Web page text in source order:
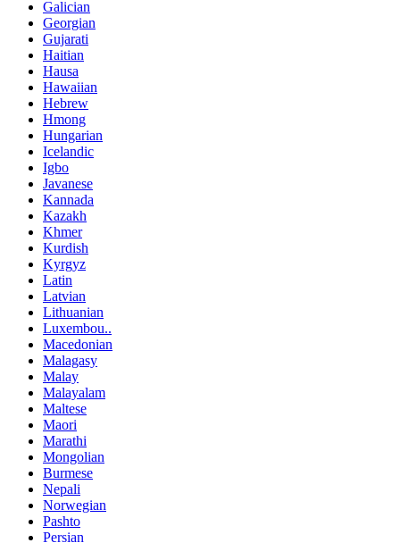
Galician
Georgian
Gujarati
Haitian
Hausa
Hawaiian
Hebrew
Hmong
Hungarian
Icelandic
Igbo
Javanese
Kannada
Kazakh
Khmer
Kurdish
Kyrgyz
Latin
Latvian
Lithuanian
Luxembou..
Macedonian
Malagasy
Malay
Malayalam
Maltese
Maori
Marathi
Mongolian
Burmese
Nepali
Norwegian
Pashto
Persian